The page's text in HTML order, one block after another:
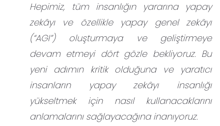
Hepimiz, tüm insanlığın yararına yapay
zekâyı ve özellikle yapay genel zekâyı
(“AGI”) oluşturmaya ve geliştirmeye
devam etmeyi dört gözle bekliyoruz. Bu
yeni adımın kritik olduğuna ve yaratıcı
insanların yapay zekâyı insanlığı
yükseltmek için nasıl kullanacaklarını
anlamalarını sağlayacağına inanıyoruz.